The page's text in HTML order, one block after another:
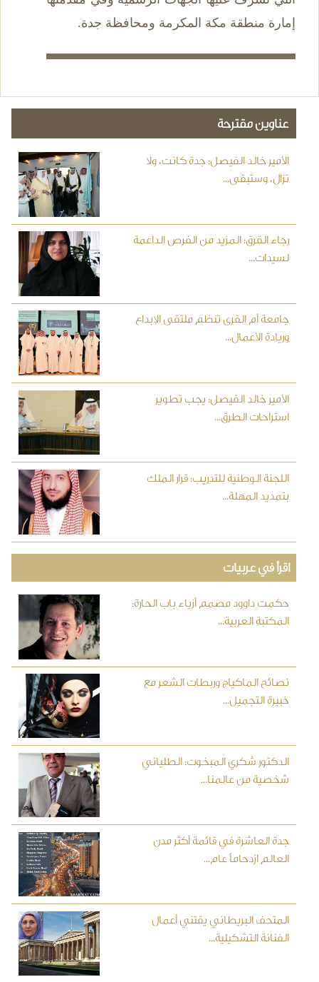
إمارة منطقة مكة المكرمة ومحافظة جدة.
عناوين مقترحة
الأمير خالد الفيصل: جدة كانت، ولا
تزال، وستبقى...
رجاء القرق: المزيد من الفرص الداعمة
لسيدات...
جامعة أم القرى تنظم ملتقى الإبداع
وريادة الأعمال...
الأمير خالد الفيصل: يجب تطوير
استراحات الطرق...
اللجنة الوطنية للتدريب: قرار الملك
بتمديد المهلة...
اقرأ في عربيات
حكمت داوود مصمم أزياء باب الحارة:
المكتبة العربية...
نصائح الماكياج وربطات الشعر مع
خبيرة التجميل...
الدكتور شكري المبخوت: الطلياني
شخصية من عالمنا...
جدة العاشرة في قائمة أكثر مدن
العالم ازدحاماً عام...
المتحف البريطاني يقتني أعمال
الفنانة التشكيلية...